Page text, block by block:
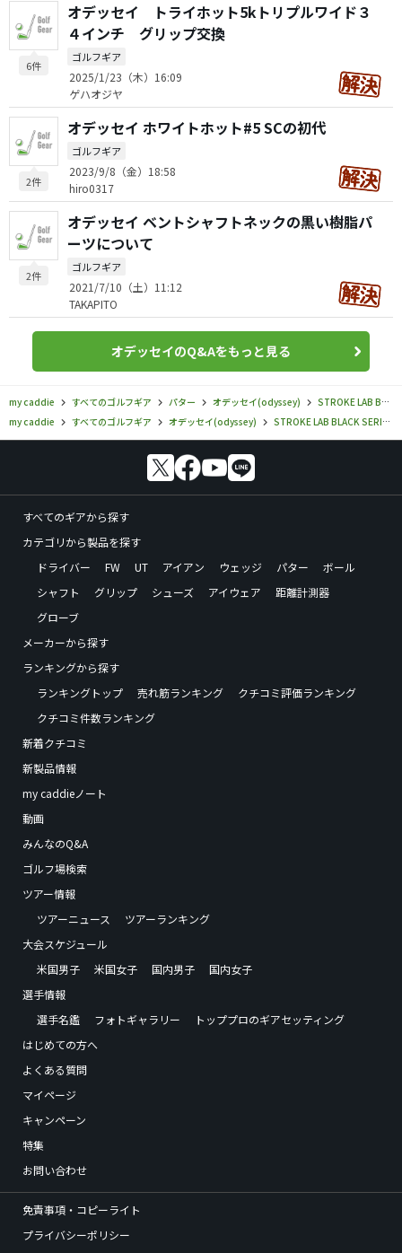
6件
オデッセイ トライホット5kトリプルワイド３
４インチ グリップ交換
ゴルフギア
2025/1/23（木）16:09
ゲハオジヤ
2件
オデッセイ ホワイトホット#5 SCの初代
ゴルフギア
2023/9/8（金）18:58
hiro0317
2件
オデッセイ ベントシャフトネックの黒い樹脂パ
ーツについて
ゴルフギア
2021/7/10（土）11:12
TAKAPITO
オデッセイのQ&Aをもっと見る
my caddie すべてのゴルフギア パター オデッセイ(odyssey)
STROKE LAB BLACK SERIES
my caddie
すべてのゴルフギア オデッセイ(odyssey) STROKE LAB BLACK SERIES
すべてのギアから探す
カテゴリから製品を探す
ドライバー
FW UT アイアン ウェッジ パター
ボール
シャフト
グリップ シューズ アイウェア
距離計測器
グローブ
メーカーから探す
ランキングから探す
ランキングトップ
売れ筋ランキング
クチコミ評価ランキング
クチコミ件数ランキング
新着クチコミ
新製品情報
my caddieノート
動画
みんなのQ&A
ゴルフ場検索
ツアー情報
ツアーニュース
ツアーランキング
大会スケジュール
米国男子
米国女子 国内男子
国内女子
選手情報
選手名鑑
フォトギャラリー
トッププロのギアセッティング
はじめての方へ
よくある質問
マイページ
キャンペーン
特集
お問い合わせ
免責事項・コピーライト
プライバシーポリシー